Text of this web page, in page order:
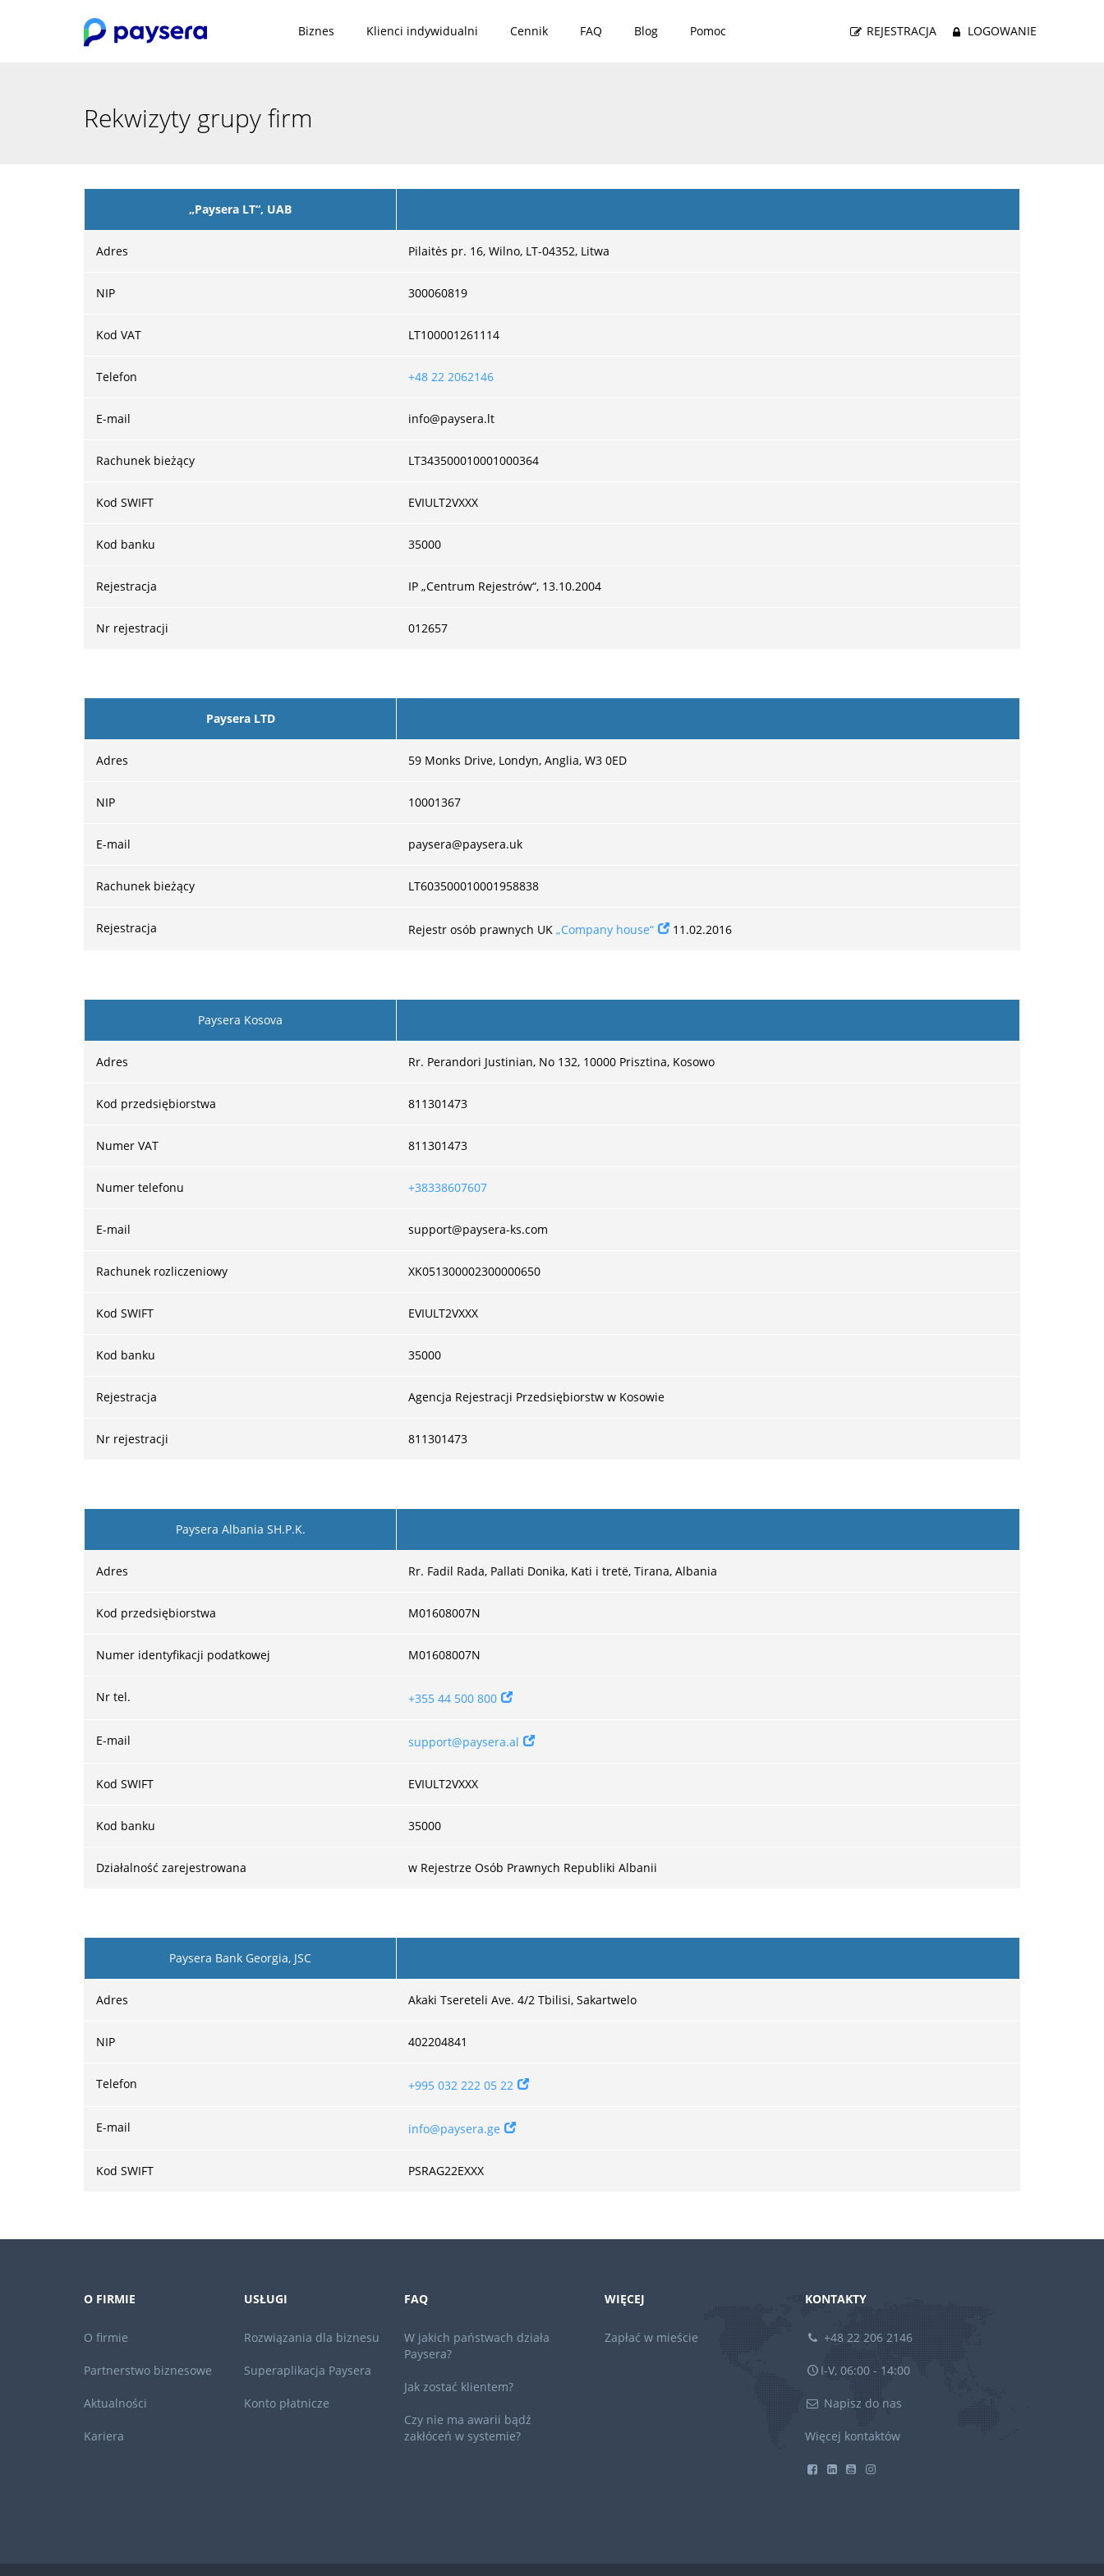
Biznes Klienci indywidualni Cennik FAQ Blog Pomoc REJESTRACJA LOGOWANIE
Rekwizyty grupy firm
„Paysera LT“, UAB
Adres Pilaitės pr. 16, Wilno, LT-04352, Litwa
NIP 300060819
Kod VAT LT100001261114
Telefon +48 22 2062146
E-mail info@paysera.lt
Rachunek bieżący LT343500010001000364
Kod SWIFT EVIULT2VXXX
Kod banku 35000
Rejestracja IP „Centrum Rejestrów“, 13.10.2004
Nr rejestracji 012657
Paysera LTD
Adres 59 Monks Drive, Londyn, Anglia, W3 0ED
NIP 10001367
E-mail paysera@paysera.uk
Rachunek bieżący LT603500010001958838
Rejestracja Rejestr osób prawnych UK „Company house“ 11.02.2016
Paysera Kosova
Adres Rr. Perandori Justinian, No 132, 10000 Prisztina, Kosowo
Kod przedsiębiorstwa 811301473
Numer VAT 811301473
Numer telefonu +38338607607
E-mail support@paysera-ks.com
Rachunek rozliczeniowy XK051300002300000650
Kod SWIFT EVIULT2VXXX
Kod banku 35000
Rejestracja Agencja Rejestracji Przedsiębiorstw w Kosowie
Nr rejestracji 811301473
Paysera Albania SH.P.K.
Adres Rr. Fadil Rada, Pallati Donika, Kati i tretë, Tirana, Albania
Kod przedsiębiorstwa M01608007N
Numer identyfikacji podatkowej M01608007N
Nr tel. +355 44 500 800
E-mail support@paysera.al
Kod SWIFT EVIULT2VXXX
Kod banku 35000
Działalność zarejestrowana w Rejestrze Osób Prawnych Republiki Albanii
Paysera Bank Georgia, JSC
Adres Akaki Tsereteli Ave. 4/2 Tbilisi, Sakartwelo
NIP 402204841
Telefon +995 032 222 05 22
E-mail info@paysera.ge
Kod SWIFT PSRAG22EXXX
O FIRMIE
O firmie
Partnerstwo biznesowe
Aktualności
Kariera
USŁUGI
Rozwiązania dla biznesu
Superaplikacja Paysera
Konto płatnicze
FAQ
W jakich państwach działa
Paysera?
Jak zostać klientem?
Czy nie ma awarii bądź
zakłóceń w systemie?
WIĘCEJ
Zapłać w mieście
KONTAKTY
+48 22 206 2146
I-V, 06:00 - 14:00
Napisz do nas
Więcej kontaktów